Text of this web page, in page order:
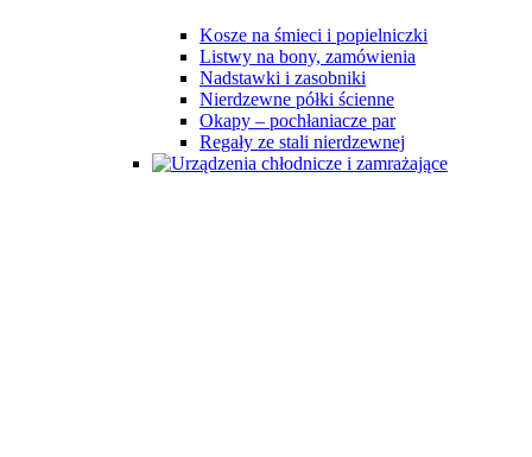
Kosze na śmieci i popielniczki
Listwy na bony, zamówienia
Nadstawki i zasobniki
Nierdzewne półki ścienne
Okapy – pochłaniacze par
Regały ze stali nierdzewnej